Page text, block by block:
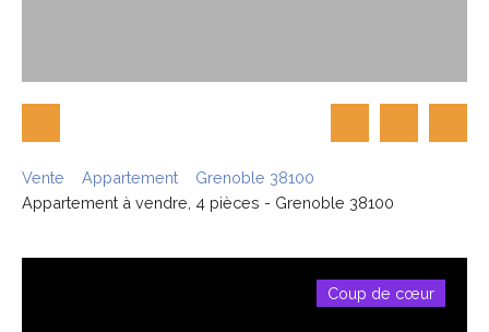
Vente Appartement
Grenoble 38100
Appartement à vendre, 4 pièces - Grenoble 38100
Coup de cœur